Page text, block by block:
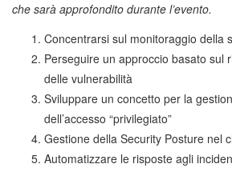
che sarà approfondito durante l’evento.
Concentrarsi sul monitoraggio della
Perseguire un approccio basato sul
delle vulnerabilità
Sviluppare un concetto per la
dell’accesso “privilegiato”
Gestione della Security Posture nel
Automatizzare le risposte agli